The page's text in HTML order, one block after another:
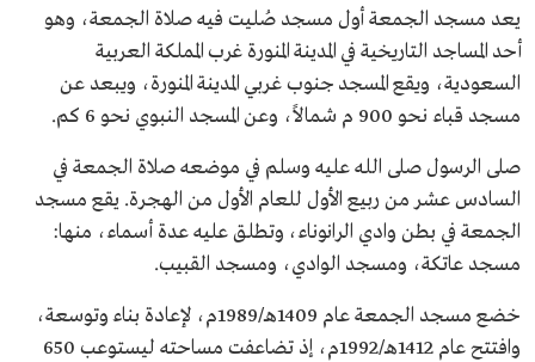
يعد مسجد الجمعة أول مسجد صُليت فيه صلاة الجمعة، وهو
أحد المساجد التاريخية في المدينة المنورة غرب المملكة العربية
السعودية، ويقع المسجد جنوب غربي المدينة المنورة، ويبعد عن
مسجد قباء نحو 900 م شمالاً، وعن المسجد النبوي نحو 6 كم.
صلى الرسول صلى الله عليه وسلم في موضعه صلاة الجمعة في
السادس عشر من ربيع الأول للعام الأول من الهجرة. يقع مسجد
الجمعة في بطن وادي الرانوناء، وتطلق عليه عدة أسماء، منها:
مسجد عاتكة، ومسجد الوادي، ومسجد القبيب.
خضع مسجد الجمعة عام 1409هـ/1989م، لإعادة بناء وتوسعة،
وافتتح عام 1412هـ/1992م، إذ تضاعفت مساحته ليستوعب 650